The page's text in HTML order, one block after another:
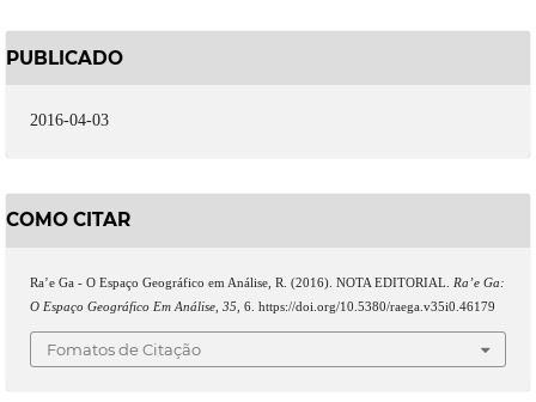
PUBLICADO
2016-04-03
COMO CITAR
Ra’e Ga - O Espaço Geográfico em Análise, R. (2016). NOTA EDITORIAL. Ra’e Ga:
O Espaço Geográfico Em Análise, 35 , 6. https://doi.org/10.5380/raega.v35i0.46179
Fomatos de Citação